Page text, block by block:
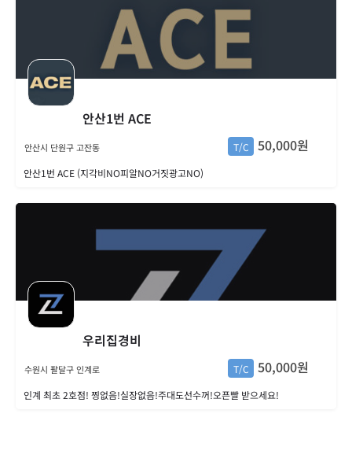
안산1번 ACE
T/C 50,000원
안산시 단원구 고잔동
안산1번 ACE (지각비NO피알NO거짓광고NO)
우리집경비
T/C 50,000원
수원시 팔달구 인계로
인계 최초 2호점! 찡없음!실장없음!주대도선수꺼!오픈빨 받으세요!